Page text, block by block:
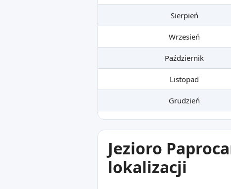
Sierpień
Wrzesień
Październik
Listopad
Grudzień
Jezioro
lokalizacji